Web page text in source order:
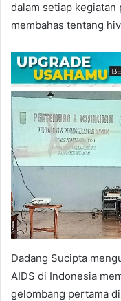
dalam setiap kegiatan
membahas tentang
Dadang Sucipta
AIDS di Indonesia
gelombang pertama